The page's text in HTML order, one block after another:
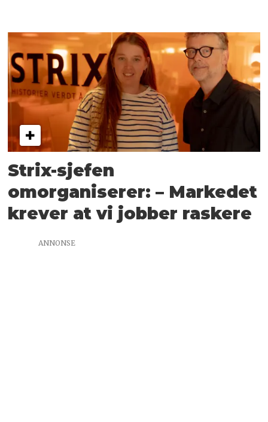
Strix-sjefen
omorganiserer: – Markedet
krever at vi jobber raskere
ANNONSE